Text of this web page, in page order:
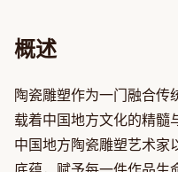
概述
陶瓷雕塑作为一门融合传
载着中国地方文化的精髓
中国地方陶瓷雕塑艺术家